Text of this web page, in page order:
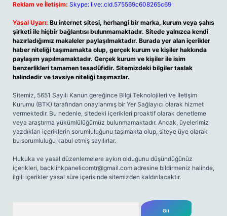
Reklam ve İletişim: Skype: live:.cid.575569c608265c69
Yasal Uyarı: Bu internet sitesi, herhangi bir marka, kurum veya şahıs
şirketi ile hiçbir bağlantısı bulunmamaktadır. Sitede yalnızca kendi
hazırladığımız makaleler paylaşılmaktadır. Burada yer alan içerikler
haber niteliği taşımamakta olup, gerçek kurum ve kişiler hakkında
paylaşım yapılmamaktadır. Gerçek kurum ve kişiler ile isim
benzerlikleri tamamen tesadüfidir. Sitemizdeki bilgiler taslak
halindedir ve tavsiye niteliği taşımazlar.
Sitemiz, 5651 Sayılı Kanun gereğince Bilgi Teknolojileri ve İletişim
Kurumu (BTK) tarafından onaylanmış bir Yer Sağlayıcı olarak hizmet
vermektedir. Bu nedenle, sitedeki içerikleri proaktif olarak denetleme
veya araştırma yükümlülüğümüz bulunmamaktadır. Ancak, üyelerimiz
yazdıkları içeriklerin sorumluluğunu taşımakta olup, siteye üye olarak
bu sorumluluğu kabul etmiş sayılırlar.
Hukuka ve yasal düzenlemelere aykırı olduğunu düşündüğünüz
içerikleri, backlinkpanelicomtr@gmail.com adresine bildirmeniz halinde,
ilgili içerikler yasal süre içerisinde sitemizden kaldırılacaktır.